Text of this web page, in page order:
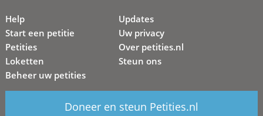
Help
Start een petitie
Petities
Loketten
Beheer uw petities
Updates
Uw privacy
Over petities.nl
Steun ons
Doneer en steun Petities.nl